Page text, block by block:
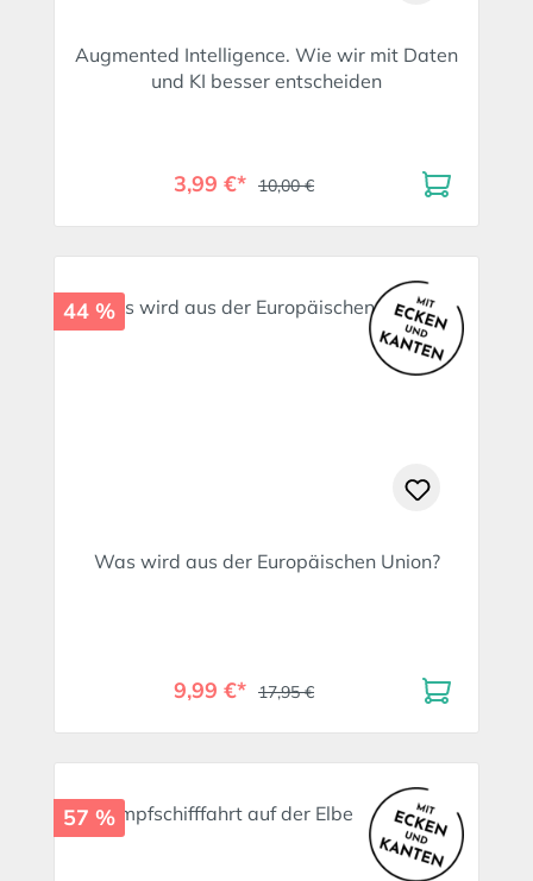
Augmented Intelligence. Wie wir mit Daten
und KI besser entscheiden
3,99 €* 10,00 €
44 %
Was wird aus der Europäischen Union?
9,99 €* 17,95 €
57 %